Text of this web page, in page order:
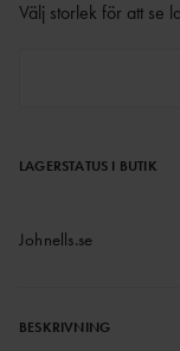
Välj storlek för att se
LAGERSTATUS I BUTIK
Johnells.se
BESKRIVNING